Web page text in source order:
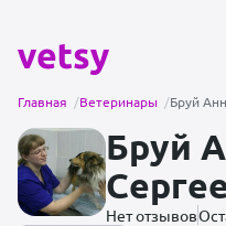
Главная /Ветеринары /Бруй
Бруй
Нет отзывов